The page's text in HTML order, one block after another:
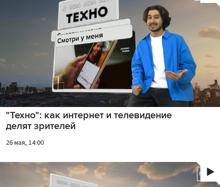
"Техно": как интернет и телевидение
делят зрителей
26 мая, 14:00